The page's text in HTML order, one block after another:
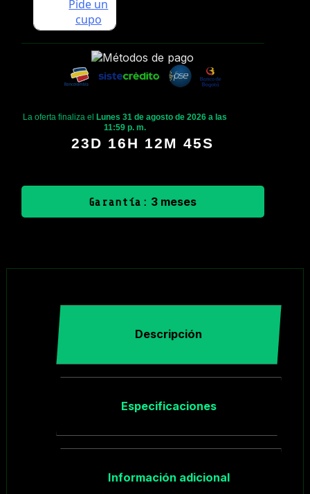
La oferta finaliza el
Lunes 31 de agosto de 2026 a las
11:59 p. m.
23D 16H 12M 44S
Garantía: 3 meses
Descripción
Especificaciones
Información adicional